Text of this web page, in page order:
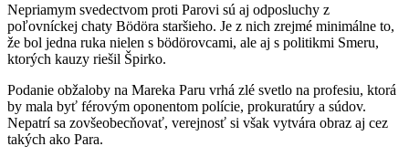
Nepriamym svedectvom proti Parovi sú aj odposluchy z
poľovníckej chaty Bödöra staršieho. Je z nich zrejmé minimálne to,
že bol jedna ruka nielen s bödörovcami, ale aj s politikmi Smeru,
ktorých kauzy riešil Špirko.
Podanie obžaloby na Mareka Paru vrhá zlé svetlo na profesiu, ktorá
by mala byť férovým oponentom polície, prokuratúry a súdov.
Nepatrí sa zovšeobecňovať, verejnosť si však vytvára obraz aj cez
takých ako Para.